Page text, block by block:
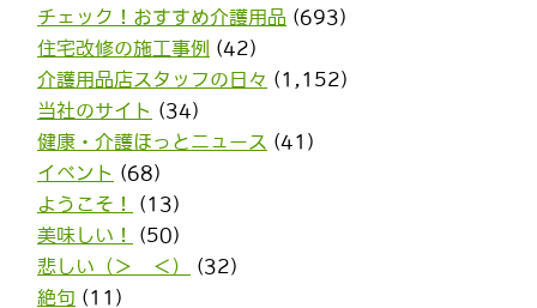
チェック！おすすめ介護用品 (693)
住宅改修の施工事例
(42)
介護用品店スタッフの日々 (1,152)
当社のサイト (34)
健康・介護ほっとニュース (41)
イベント (68)
ようこそ！
(13)
美味しい！
(50)
悲しい（＞＿＜）
(32)
絶句 (11)